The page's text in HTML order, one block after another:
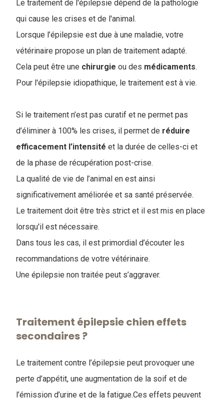
Le traitement de l'épilepsie dépend de la pathologie
qui cause les crises et de l'animal.
Lorsque l’épilepsie est due à une maladie, votre
vétérinaire propose un plan de traitement adapté.
Cela peut être une chirurgie ou des médicaments.
Pour l'épilepsie idiopathique, le traitement est à vie.
Si le traitement n’est pas curatif et ne permet pas
d’éliminer à 100% les crises, il permet de réduire
efficacement l’intensité et la durée de celles-ci et
de la phase de récupération post-crise.
La qualité de vie de l’animal en est ainsi
significativement améliorée et sa santé préservée.
Le traitement doit être très strict et il est mis en place
lorsqu'il est nécessaire.
Dans tous les cas, il est primordial d’écouter les
recommandations de votre vétérinaire.
Une épilepsie non traitée peut s’aggraver.
Traitement épilepsie chien effets
secondaires ?
Le traitement contre l’épilepsie peut provoquer une
perte d’appétit, une augmentation de la soif et de
l’émission d’urine et de la fatigue.Ces effets peuvent